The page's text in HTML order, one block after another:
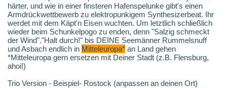
härter, und wie in einer finsteren Hafenspelunke gibt's einen
Armdrückwettbewerb zu elektropunkigem Synthesizerbeat. Ihr
werdet mit dem Käpt'n Eisen wuchten. Um letztlich schließlich
wieder beim Schunkelpogo zu enden, denn "Salzig schmeckt
der Wind"."Halt durch!" bis DEINE Seemänner Rummelsnuff
und Asbach endlich in Mitteleuropa* an Land gehen
*Mitteleuropa gern ersetzen mit Deiner Stadt (z.B. Flensburg,
ahoi!)
Trio Version - Beispiel- Rostock (anpassen an deinen Ort)